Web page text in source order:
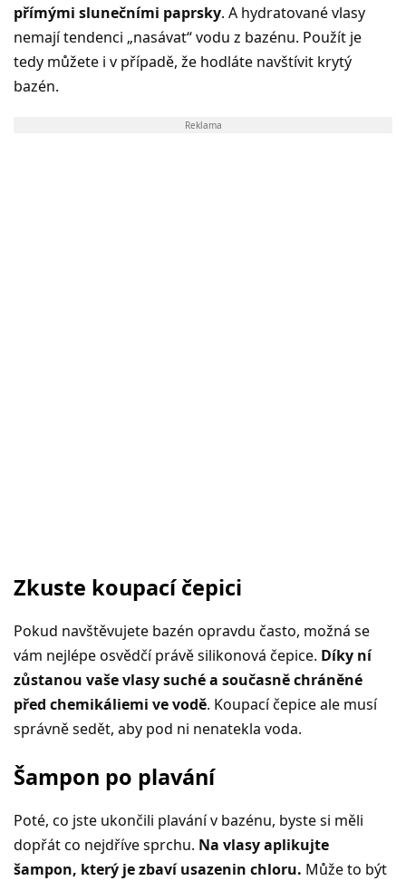
přímými slunečními paprsky. A hydratované vlasy
nemají tendenci „nasávat“ vodu z bazénu. Použít je
tedy můžete i v případě, že hodláte navštívit krytý
bazén.
Reklama
Zkuste koupací čepici
Pokud navštěvujete bazén opravdu často, možná se
vám nejlépe osvědčí právě silikonová čepice. Díky ní
zůstanou vaše vlasy suché a současně chráněné
před chemikáliemi ve vodě. Koupací čepice ale musí
správně sedět, aby pod ni nenatekla voda.
Šampon po plavání
Poté, co jste ukončili plavání v bazénu, byste si měli
dopřát co nejdříve sprchu. Na vlasy aplikujte
šampon, který je zbaví usazenin chloru. Může to být